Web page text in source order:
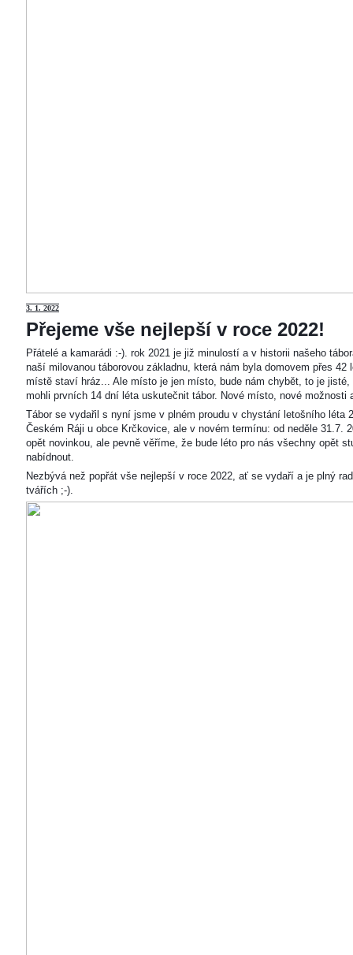
3. 1. 2022
Přejeme vše nejlepší v roce 2022!
Přátelé a kamarádi :-). rok 2021 je již minulostí a v historii našeho
naší milovanou táborovou základnu, která nám byla domovem přes
místě staví hráz... Ale místo je jen místo, bude nám chybět, to je
mohli prvních 14 dní léta uskutečnit tábor. Nové místo, nové
Tábor se vydařil s nyní jsme v plném proudu v chystání letošního léta
Českém Ráji u obce Krčkovice, ale v novém termínu: od neděle 31.7.
opět novinkou, ale pevně věříme, že bude léto pro nás všechny opět
nabídnout.
Nezbývá než popřát vše nejlepší v roce 2022, ať se vydaří a je plný
tvářích ;-).